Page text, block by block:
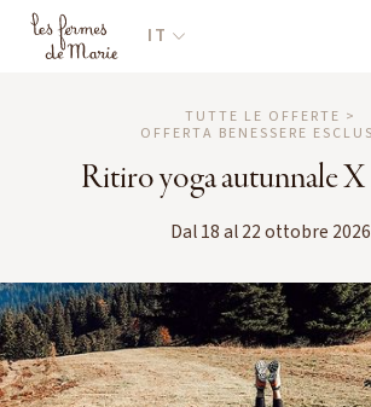
IT
TUTTE LE OFFERTE >
OFFERTA BENESSERE
Ritiro yoga autunnale
Dal 18 al 22 ottobre 2026